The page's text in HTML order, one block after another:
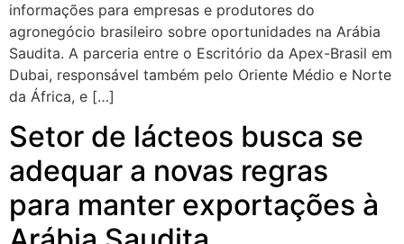
informações para empresas e produtores do
agronegócio brasileiro sobre oportunidades na Arábia
Saudita. A parceria entre o Escritório da Apex-Brasil em
Dubai, responsável também pelo Oriente Médio e Norte
da África, e […]
Setor de lácteos busca se
adequar a novas regras
para manter exportações à